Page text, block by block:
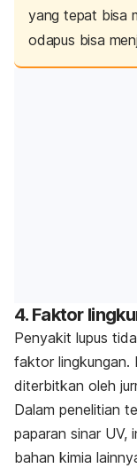
yang tepat bisa
odapus bisa
4. Faktor
Penyakit lupus
faktor lingkungan.
diterbitkan oleh
Dalam penelitian
paparan sinar UV,
bahan kimia